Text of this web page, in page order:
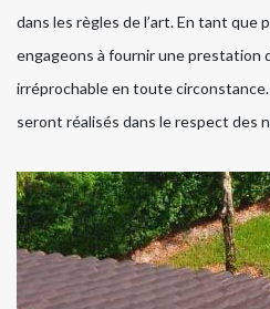
dans les règles de l’art. En tant que
engageons à fournir une prestation
irréprochable en toute
seront réalisés dans le respect des